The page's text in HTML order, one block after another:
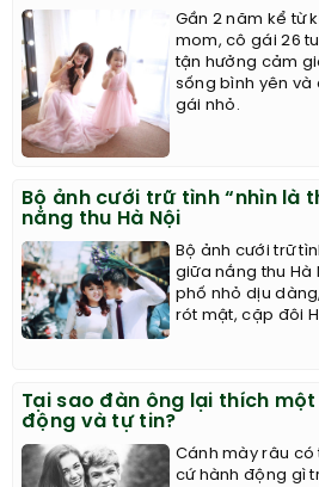
Gần 2 năm kể từ
mom, cô gái 26
tận hưởng cảm
sống bình yên và
gái nhỏ.
Bộ ảnh cưới trữ tình “nhìn là
nắng thu Hà Nội
Bộ ảnh cưới trữ
giữa nắng thu Hà
phố nhỏ dịu
rót mật, cặp đôi
Tại sao đàn ông lại thích
động và tự tin?
Cánh mày râu
cứ hành động gì